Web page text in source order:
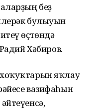
беҙ
булыуын
өҫтөндә
Хәбиров.
яҡлау
вазифаһын